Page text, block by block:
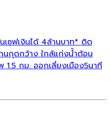
ซฟเงินได้ 4ล้านบาท* ติด
กุดกว้าง ใกล้แก่งน้ำต้อน
1.5 กม. ออกเลี่ยงเมือง5นาที